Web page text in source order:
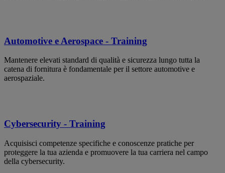
Automotive e Aerospace - Training
Mantenere elevati standard di qualità e sicurezza lungo tutta la
catena di fornitura è fondamentale per il settore automotive e
aerospaziale.
Cybersecurity - Training
Acquisisci competenze specifiche e conoscenze pratiche per
proteggere la tua azienda e promuovere la tua carriera nel campo
della cybersecurity.